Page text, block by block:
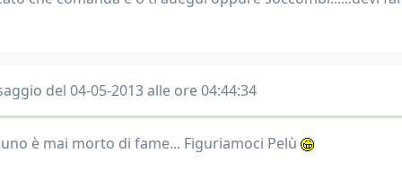
del 04-05-2013 alle ore 04:44:34
è mai morto di fame... Figuriamoci Pelù